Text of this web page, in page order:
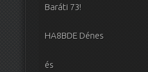
Baráti 73!
HA8BDE Dénes
és